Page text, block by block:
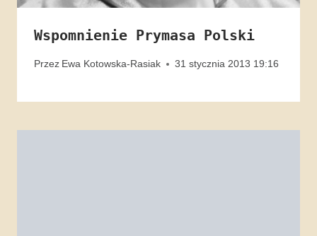
Wspomnienie Prymasa Polski
Przez Ewa Kotowska-Rasiak 31 stycznia 2013 19:16